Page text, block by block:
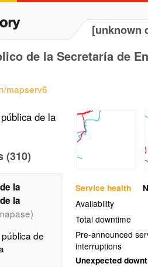
[unknown
de la Secretaría de
mapserv6
Service health
Availability
Total downtime
Pre-announced
interruptions
Unexpected
de la
(310)
la
la
de